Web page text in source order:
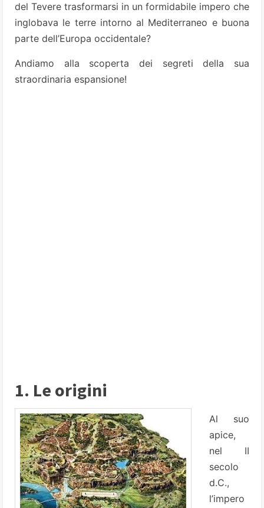
del Tevere trasformarsi in un formidabile impero che
inglobava le terre intorno al Mediterraneo e buona
parte dell’Europa occidentale?
Andiamo alla scoperta dei segreti della sua
straordinaria espansione!
1. Le origini
Al suo
apice,
nel II
secolo
d.C.,
l’impero